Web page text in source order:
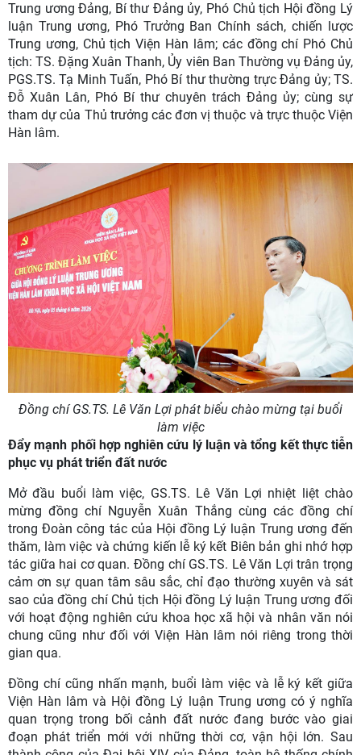
Trung ương Đảng, Bí thư Đảng ủy, Phó Chủ tịch Hội đồng Lý
luận Trung ương, Phó Trưởng Ban Chính sách, chiến lược
Trung ương, Chủ tịch Viện Hàn lâm; các đồng chí Phó Chủ
tịch: TS. Đặng Xuân Thanh, Ủy viên Ban Thường vụ Đảng ủy,
PGS.TS. Tạ Minh Tuấn, Phó Bí thư thường trực Đảng ủy; TS.
Đỗ Xuân Lân, Phó Bí thư chuyên trách Đảng ủy; cùng sự
tham dự của Thủ trưởng các đơn vị thuộc và trực thuộc Viện
Hàn lâm.
Đồng chí GS.TS. Lê Văn Lợi phát biểu chào mừng tại buổi
làm việc
Đẩy mạnh phối hợp nghiên cứu lý luận và tổng kết thực tiễn
phục vụ phát triển đất nước
Mở đầu buổi làm việc, GS.TS. Lê Văn Lợi nhiệt liệt chào
mừng đồng chí Nguyễn Xuân Thắng cùng các đồng chí
trong Đoàn công tác của Hội đồng Lý luận Trung ương đến
thăm, làm việc và chứng kiến lễ ký kết Biên bản ghi nhớ hợp
tác giữa hai cơ quan. Đồng chí GS.TS. Lê Văn Lợi trân trọng
cảm ơn sự quan tâm sâu sắc, chỉ đạo thường xuyên và sát
sao của đồng chí Chủ tịch Hội đồng Lý luận Trung ương đối
với hoạt động nghiên cứu khoa học xã hội và nhân văn nói
chung cũng như đối với Viện Hàn lâm nói riêng trong thời
gian qua.
Đồng chí cũng nhấn mạnh, buổi làm việc và lễ ký kết giữa
Viện Hàn lâm và Hội đồng Lý luận Trung ương có ý nghĩa
quan trọng trong bối cảnh đất nước đang bước vào giai
đoạn phát triển mới với những thời cơ, vận hội lớn. Sau